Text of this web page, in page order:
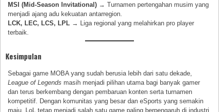
MSI (Mid-Season Invitational) → Turnamen pertengahan musim yang
menjadi ajang adu kekuatan antarregion.
LCK, LEC, LCS, LPL → Liga regional yang melahirkan pro player
terbaik.
Kesimpulan
Sebagai game MOBA yang sudah berusia lebih dari satu dekade,
League of Legends masih menjadi pilihan utama bagi banyak gamer
dan terus berkembang dengan pembaruan konten serta turnamen
kompetitif. Dengan komunitas yang besar dan eSports yang semakin
maju, LoL tetap menjadi salah satu game paling berpengaruh di industri